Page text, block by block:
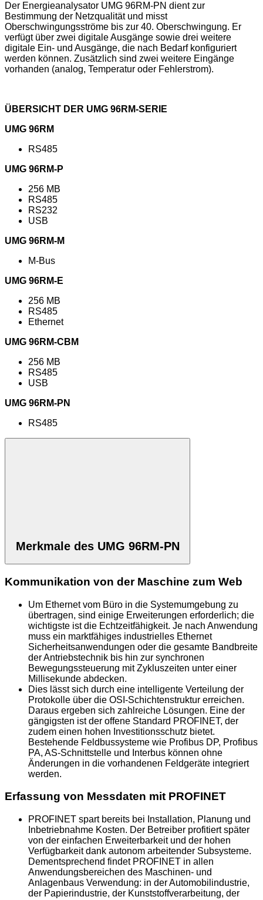
Der Energieanalysator UMG 96RM-PN dient zur
Bestimmung der Netzqualität und misst
Oberschwingungsströme bis zur 40. Oberschwingung. Er
verfügt über zwei digitale Ausgänge sowie drei weitere
digitale Ein- und Ausgänge, die nach Bedarf konfiguriert
werden können. Zusätzlich sind zwei weitere Eingänge
vorhanden (analog, Temperatur oder Fehlerstrom).
ÜBERSICHT DER UMG 96RM-SERIE
UMG 96RM
RS485
UMG 96RM-P
256 MB
RS485
RS232
USB
UMG 96RM-M
M-Bus
UMG 96RM-E
256 MB
RS485
Ethernet
UMG 96RM-CBM
256 MB
RS485
USB
UMG 96RM-PN
RS485
Merkmale des UMG 96RM-PN
Kommunikation von der Maschine zum Web
Um Ethernet vom Büro in die Systemumgebung zu
übertragen, sind einige Erweiterungen erforderlich; die
wichtigste ist die Echtzeitfähigkeit. Je nach Anwendung
muss ein marktfähiges industrielles Ethernet
Sicherheitsanwendungen oder die gesamte Bandbreite
der Antriebstechnik bis hin zur synchronen
Bewegungssteuerung mit Zykluszeiten unter einer
Millisekunde abdecken.
Dies lässt sich durch eine intelligente Verteilung der
Protokolle über die OSI-Schichtenstruktur erreichen.
Daraus ergeben sich zahlreiche Lösungen. Eine der
gängigsten ist der offene Standard PROFINET, der
zudem einen hohen Investitionsschutz bietet.
Bestehende Feldbussysteme wie Profibus DP, Profibus
PA, AS-Schnittstelle und Interbus können ohne
Änderungen in die vorhandenen Feldgeräte integriert
werden.
Erfassung von Messdaten mit PROFINET
PROFINET spart bereits bei Installation, Planung und
Inbetriebnahme Kosten. Der Betreiber profitiert später
von der einfachen Erweiterbarkeit und der hohen
Verfügbarkeit dank autonom arbeitender Subsysteme.
Dementsprechend findet PROFINET in allen
Anwendungsbereichen des Maschinen- und
Anlagenbaus Verwendung: in der Automobilindustrie,
der Papierindustrie, der Kunststoffverarbeitung, der